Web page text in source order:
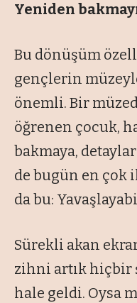
Yeniden
Bu dönüşüm
gençlerin
önemli. Bir
öğrenen çocuk,
bakmaya,
de bugün en çok
da bu:
Sürekli akan
zihni artık hiçbir
hale geldi. Oysa